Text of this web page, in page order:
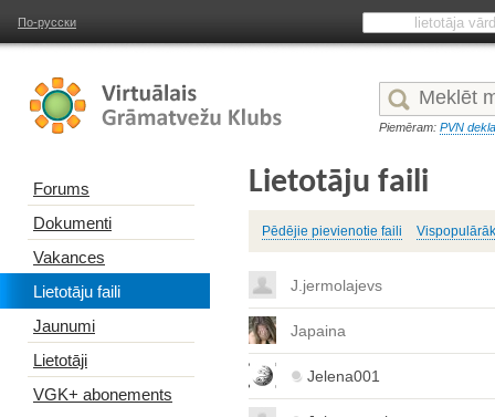
По-русски
Piemēram: PVN
Forums
Dokumenti
Vakances
Lietotāju faili
Jaunumi
Lietotāji
VGK+ abonements
Lietotāju faili
Pēdējie pievienotie faili
J.jermolajevs
Japaina
Jelena001